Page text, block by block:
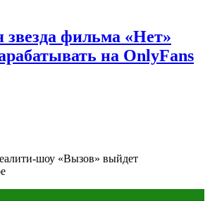
звезда фильма «Нет»
на OnlyFans
шоу «Вызов» выйдет